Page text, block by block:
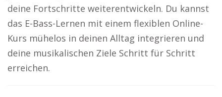
deine Fortschritte weiterentwickeln. Du kannst
das E-Bass-Lernen mit einem flexiblen Online-
Kurs mühelos in deinen Alltag integrieren und
deine musikalischen Ziele Schritt für Schritt
erreichen.